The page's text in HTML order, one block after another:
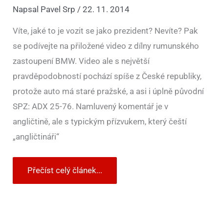
Napsal Pavel Srp/22. 11. 2014
Víte, jaké to je vozit se jako prezident? Nevíte? Pak
se podívejte na přiložené video z dílny rumunského
zastoupení BMW. Video ale s největší
pravděpodobností pochází spíše z České republiky,
protože auto má staré pražské, a asi i úplně původní
SPZ: ADX 25-76. Namluvený komentář je v
angličtině, ale s typickým přízvukem, který čeští
„angličtináři“
Přečíst celý článek...